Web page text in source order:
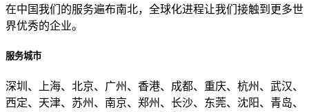
在中国我们的服务遍布南北，全球化进程让我们接触到更多世
界优秀的企业。
服务城市
深圳、上海、北京、广州、香港、成都、重庆、杭州、武汉、
西定、天津、苏州、南京、郑州、长沙、东莞、沈阳、青岛、